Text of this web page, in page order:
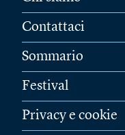
Contattaci
Sommario
Festival
Privacy e cookie